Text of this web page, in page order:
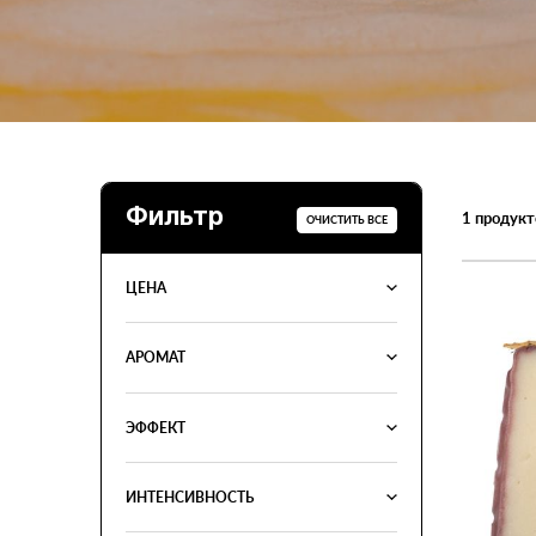
Фильтр
ЦЕНА
АРОМАТ
ЭФФЕКТ
ИНТЕНСИВНОСТЬ
ОЧИСТИТЬ ВСЕ 1